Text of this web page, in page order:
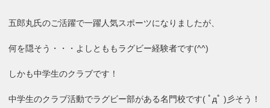
五郎丸氏のご活躍で一躍人気スポーツになりましたが、
何を隠そう・・・よしとももラグビー経験者です(^^)
しかも中学生のクラブです！
中学生のクラブ活動でラグビー部がある名門校です( ﾟдﾟ )彡そう！